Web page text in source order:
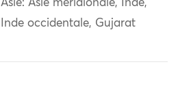
Asie: Asie méridionale, Inde,
Inde occidentale, Gujarat